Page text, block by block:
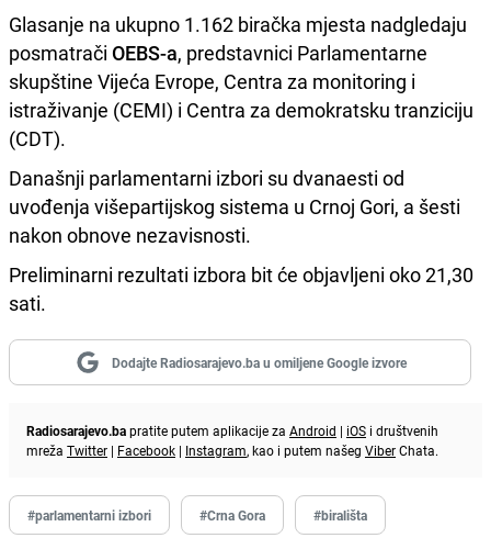
Glasanje na ukupno 1.162 biračka mjesta nadgledaju
posmatrači OEBS-a, predstavnici Parlamentarne
skupštine Vijeća Evrope, Centra za monitoring i
istraživanje (CEMI) i Centra za demokratsku tranziciju
(CDT).
Današnji parlamentarni izbori su dvanaesti od
uvođenja višepartijskog sistema u Crnoj Gori, a šesti
nakon obnove nezavisnosti.
Preliminarni rezultati izbora bit će objavljeni oko 21,30
sati.
Dodajte Radiosarajevo.ba u omiljene Google izvore
Radiosarajevo.bapratite putem aplikacije za Android | iOS i društvenih
mreža Twitter | Facebook | Instagram, kao i putem našeg ViberChata.
#parlamentarni izbori #Crna Gora #birališta